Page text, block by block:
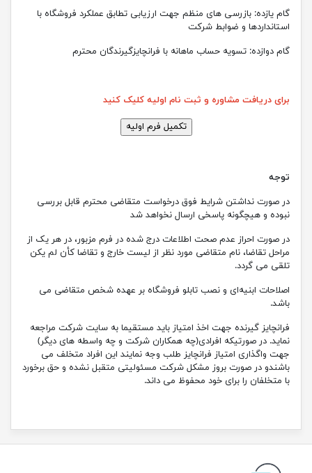
گام یازده: بازرسی های منظم جهت ارزیابی تطابق عملکرد فروشگاه با
استانداردها و ضوابط شرکت
گام دوازده: تسویه حساب ماهانه با فرانچایزگیرندگان محترم
برای دریافت مشاوره و ثبت نام اولیه کلیک کنید
توجه
در صورت نداشتن شرایط فوق درخواست متقاضی محترم قابل بررسی
نبوده و هیچگونه پاسخی ارسال نخواهد شد
در صورت احراز عدم صحت اطلاعات درج شده در فرم مزبور، در هر یک از
مراحل تقاضا، نام متقاضی مورد نظر از لیست خارج و تقاضا کأن لم یکن
تلقی می گردد.
اصلاحات ابنیه‌ای و نصب تابلو فروشگاه بر عهده شخص متقاضی می
باشد.
فرانچایز گیرنده جهت اخذ امتیاز باید مستقیما به سایت شرکت مراجعه
نماید. در صورتیکه افرادی(چه همکاران شرکت و چه واسطه های دیگر)
جهت واگذاری امتیاز فرانچایز طلب وجه نمایند این افراد متخلف می
باشندو در صورت بروز مشکل شرکت مسئولیتی متقبل نشده و حق برخورد
با متخلفان را برای خود محفوظ می داند.